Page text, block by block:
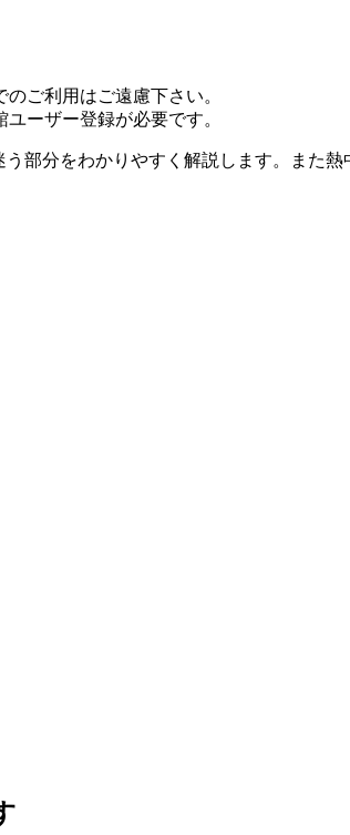
ご利用はご遠慮下さい。
ーザー登録が必要です。
部分をわかりやすく解説します。また